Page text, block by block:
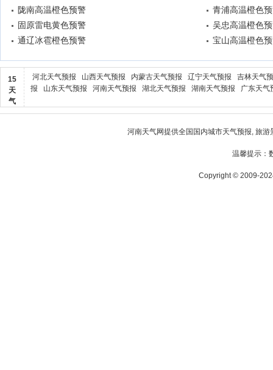
陇南高温橙色预警
青浦高温橙色
固原雷电黄色预警
吴忠高温橙色
通辽冰雹橙色预警
宝山高温橙色
15
天
气
河北天气预报 山西天气预报 内蒙古天气预报 辽宁天气预报
吉林天气
报
山东天气预报 河南天气预报 湖北天气预报 湖南天气预报 广东天气
河南天气网提供全国国内城市天气预报, 旅游
温馨提示：
Copyright © 2009-